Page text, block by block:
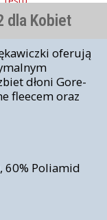
dla Kobiet
oferują
dłoni Gore-
fleecem oraz
60% Poliamid